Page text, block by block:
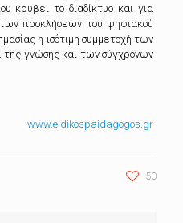
κρύβει το διαδίκτυο και για
προκλήσεων του ψηφιακού
η ισότιμη συμμετοχή των
γνώσης και των σύγχρονων
www.eidikospaidagogos.gr
50